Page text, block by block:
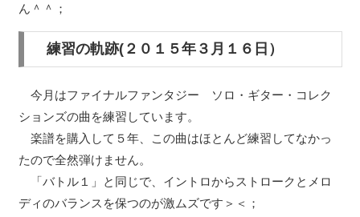
ん＾＾；
練習の軌跡(２０１５年３月１６日）
今月はファイナルファンタジー ソロ・ギター・コレク
ションズの曲を練習しています。
楽譜を購入して５年、この曲はほとんど練習してなかっ
たので全然弾けません。
「バトル１」と同じで、イントロからストロークとメロ
ディのバランスを保つのが激ムズです＞＜；